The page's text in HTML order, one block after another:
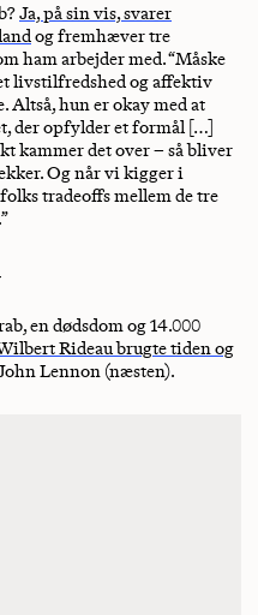
Ja, på sin vis, svarer
og fremhæver tre
ham arbejder med. “Måske
livstilfredshed og affektiv
hun er okay med at
der opfylder et formål […]
kammer det over – så bliver
Og når vi kigger i
tradeoffs mellem de tre
en dødsdom og 14.000
Rideau brugte tiden og
Lennon (næsten).